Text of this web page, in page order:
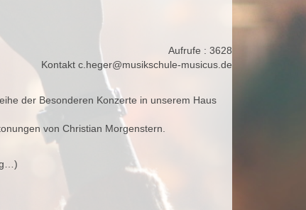
Aufrufe : 3628
Kontakt c.heger@musikschule-musicus.de
der Besonderen Konzerte in unserem Haus
von Christian Morgenstern.